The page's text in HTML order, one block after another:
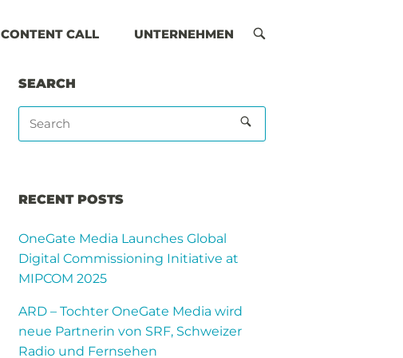
CONTENT CALL UNTERNEHMEN
OPEN
SEARCH
RECENT POSTS
OneGate Media Launches Global
Digital Commissioning Initiative at
MIPCOM 2025
ARD – Tochter OneGate Media wird
neue Partnerin von SRF, Schweizer
Radio und Fernsehen